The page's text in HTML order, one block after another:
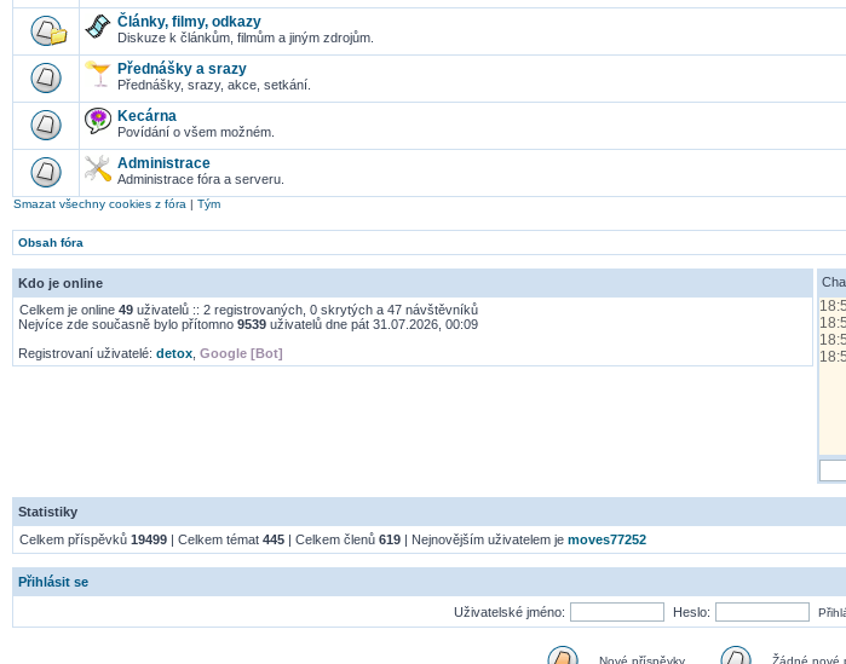
Články, filmy, odkazy
Diskuze k článkům, filmům a jiným zdrojům.
Přednášky a srazy
Přednášky, srazy, akce, setkání.
Kecárna
Povídání o všem možném.
Administrace
Administrace fóra a serveru.
Smazat všechny cookies z fóra | Tým
Obsah fóra
Kdo je online
Celkem je online 49 uživatelů :: 2 registrovaných, 0 skrytých a 47 návštěvníků
Nejvíce zde současně bylo přítomno 9539 uživatelů dne pát 31.07.2026, 00:09
Registrovaní uživatelé: detox Google [Bot]
Statistiky
Celkem příspěvků 19499 | Celkem témat 445 | Celkem členů 619 | Nejnovějším uživatelem je moves77252
Přihlásit se
Uživatelské jméno: Heslo:
Nové příspěvky Žádné nové